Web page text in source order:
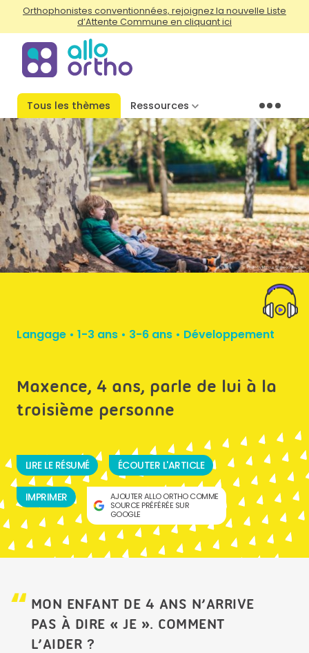
Orthophonistes conventionnées, rejoignez la nouvelle Liste
d’Attente Commune en cliquant ici
Tous les thèmes Ressources Menu
Photo by Marcus Wallis on Unsplash
Langage • 1-3 ans • 3-6 ans • Développement
Maxence, 4 ans, parle de lui à la
troisième personne
LIRE LE RÉSUMÉ ÉCOUTER L'ARTICLE
IMPRIMER
AJOUTER ALLO ORTHO COMME
SOURCE PRÉFÉRÉE SUR
GOOGLE
MON ENFANT DE 4 ANS N’ARRIVE
PAS À DIRE « JE ». COMMENT
L’AIDER ?